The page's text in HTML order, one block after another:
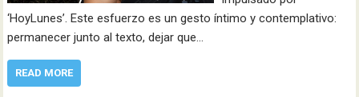
‘HoyLunes’. Este esfuerzo es un gesto íntimo y contemplativo:
permanecer junto al texto, dejar que…
READ MORE